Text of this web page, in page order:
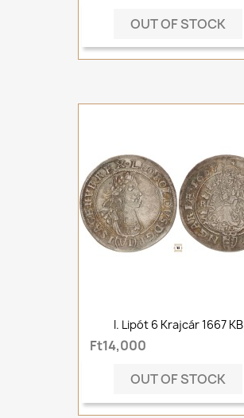
OUT OF STOCK
I. Lipót 6 Krajcár 1667 KB
Ft14,000
OUT OF STOCK